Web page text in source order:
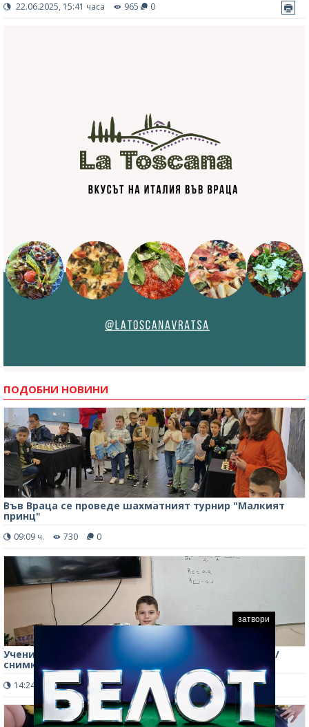
22.06.2025, 15:41 часа 965 0
ПОДОБНИ НОВИНИ
Във Враца се проведе шахматният турнир "Малкият
принц"
09:09 ч. 730 0
Ученик от Мездра с триумф на първенство по шах /
снимка/
14:24 ч. 801 0
затвори